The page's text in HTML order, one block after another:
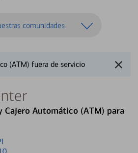
comunidades
(ATM) fuera de servicio
Cajero Automático (ATM) para